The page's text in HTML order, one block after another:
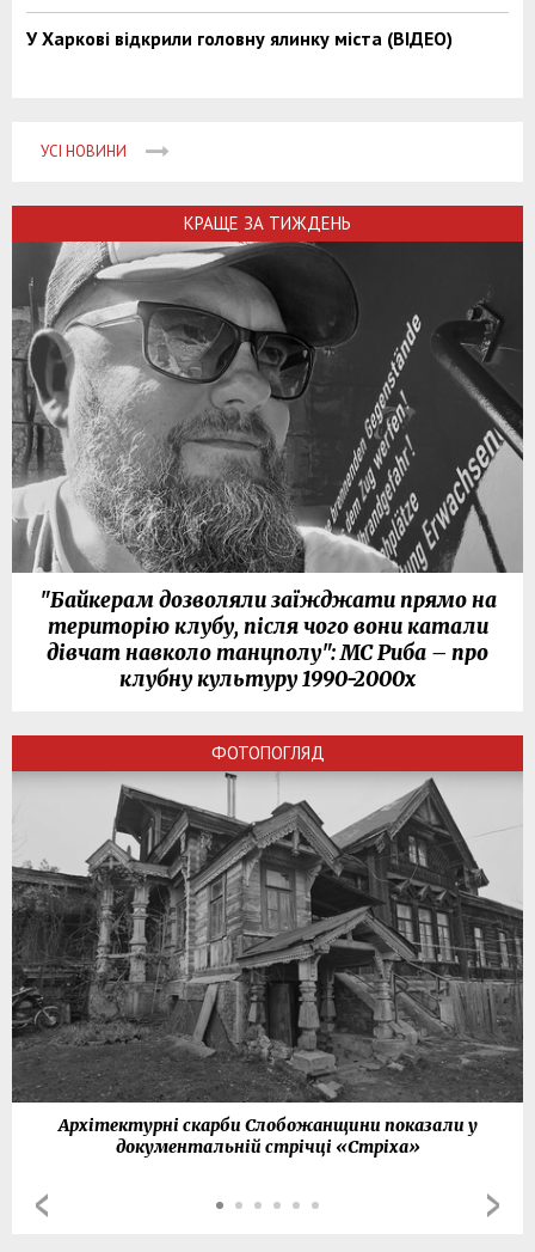
У Харкові відкрили головну ялинку міста (ВІДЕО)
УСІ НОВИНИ
КРАЩЕ ЗА ТИЖДЕНЬ
"Байкерам дозволяли заїжджати прямо на
територію клубу, після чого вони катали
дівчат навколо танцполу": МС Риба – про
клубну культуру 1990-2000х
ФОТОПОГЛЯД
Архітектурні скарби Слобожанщини показали у
документальній стрічці «Стріха»